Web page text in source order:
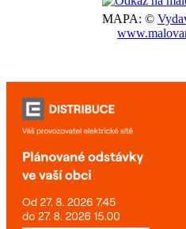
MAPA: ©